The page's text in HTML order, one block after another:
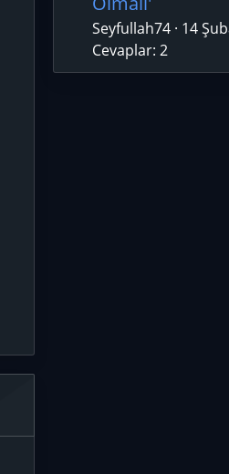
Seyfullah74 14
Cevaplar: 2